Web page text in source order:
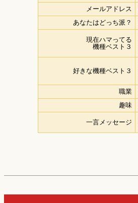
メールアドレス
あなたはどっち派？
現在ハマってる
機種ベスト３
好きな機種ベスト３
職業
趣味
一言メッセージ